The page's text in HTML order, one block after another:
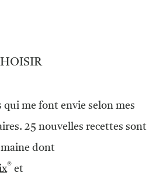
qui me font envie selon mes
25 nouvelles recettes sont
dont
® et